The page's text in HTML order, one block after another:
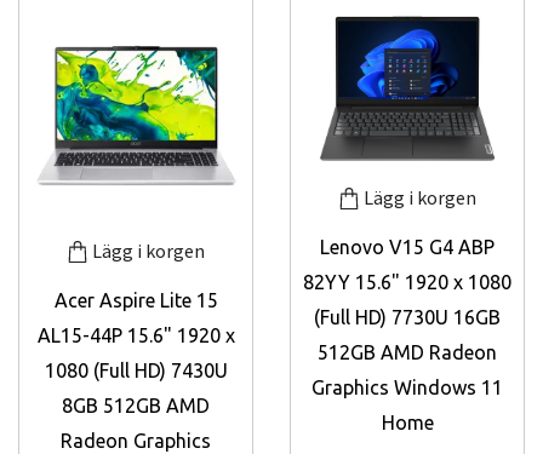
Lägg i korgen
Acer Aspire Lite 15
AL15-44P 15.6" 1920 x
1080 (Full HD) 7430U
8GB 512GB AMD
Radeon Graphics
Lägg i korgen
Lenovo V15 G4 ABP
82YY 15.6" 1920 x 1080
(Full HD) 7730U 16GB
512GB AMD Radeon
Graphics Windows 11
Home